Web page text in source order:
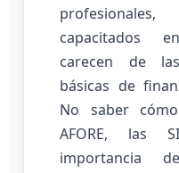
capacitados
carecen de
básicas de
No saber
AFORE, las
importancia